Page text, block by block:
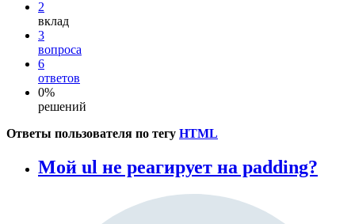
2
вклад
3
вопроса
6
ответов
0%
решений
Ответы пользователя по тегу HTML
Moй ul не реагирует на padding?